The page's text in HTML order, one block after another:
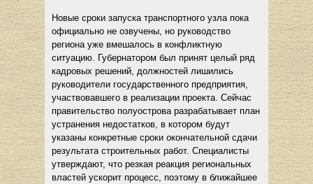
Новые сроки запуска транспортного узла пока
официально не озвучены, но руководство
региона уже вмешалось в конфликтную
ситуацию. Губернатором был принят целый ряд
кадровых решений, должностей лишились
руководители государственного предприятия,
участвовавшего в реализации проекта. Сейчас
правительство полуострова разрабатывает план
устранения недостатков, в котором будут
указаны конкретные сроки окончательной сдачи
результата строительных работ. Специалисты
утверждают, что резкая реакция региональных
властей ускорит процесс, поэтому в ближайшее